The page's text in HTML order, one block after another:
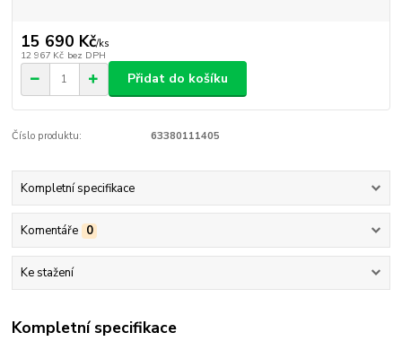
15 690 Kč/ks
12 967 Kč bez DPH
Přidat do košíku
Číslo produktu: 63380111405
Kompletní specifikace
Komentáře 0
Ke stažení
Kompletní specifikace